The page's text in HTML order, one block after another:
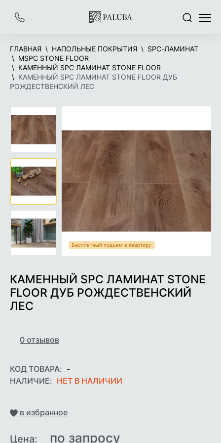
Заказать
На
главную
ПоискМеню
ГЛАВНАЯ НАПОЛЬНЫЕ ПОКРЫТИЯ
SPC-ЛАМИНАТ
MSPC STONE FLOOR
КАМЕННЫЙ SPC ЛАМИНАТ STONE FLOOR
КАМЕННЫЙ SPC ЛАМИНАТ STONE FLOOR ДУБ
РОЖДЕСТВЕНСКИЙ ЛЕС
КАМЕННЫЙ SPC ЛАМИНАТ STONE
FLOOR ДУБ РОЖДЕСТВЕНСКИЙ
ЛЕС
0 отзывов
КОД ТОВАРА: -
НАЛИЧИЕ: НЕТ В НАЛИЧИИ
Добавить
в избранное
Цена: по запросу
Бесплатный подъем в квартиру